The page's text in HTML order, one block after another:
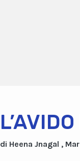
di Heena Jnagal ,